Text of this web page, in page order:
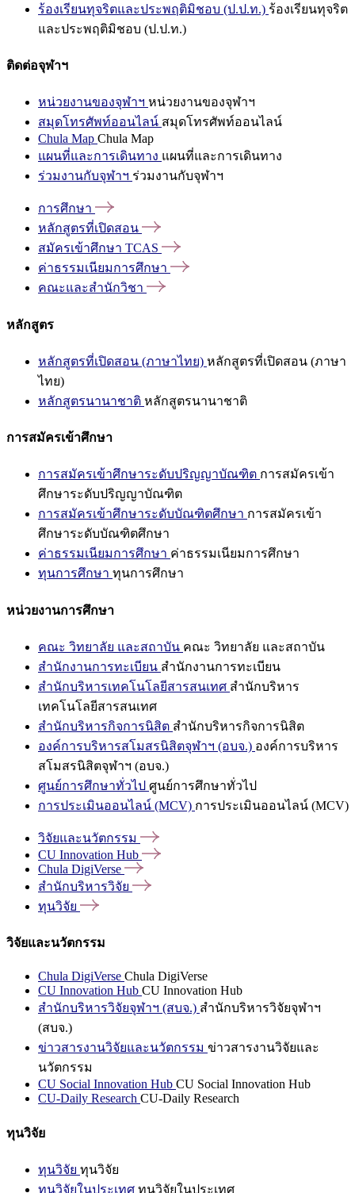
ร้องเรียนทุจริตและประพฤติมิชอบ (ป.ป.ท.) ร้องเรียนทุจริต
และประพฤติมิชอบ (ป.ป.ท.)
ติดต่อจุฬาฯ
หน่วยงานของจุฬาฯ หน่วยงานของจุฬาฯ
สมุดโทรศัพท์ออนไลน์ สมุดโทรศัพท์ออนไลน์
Chula Map Chula Map
แผนที่และการเดินทาง แผนที่และการเดินทาง
ร่วมงานกับจุฬาฯ ร่วมงานกับจุฬาฯ
การศึกษา
หลักสูตรที่เปิดสอน
สมัครเข้าศึกษา TCAS
ค่าธรรมเนียมการศึกษา
คณะและสำนักวิชา
หลักสูตร
หลักสูตรที่เปิดสอน (ภาษาไทย) หลักสูตรที่เปิดสอน (ภาษา
ไทย)
หลักสูตรนานาชาติ หลักสูตรนานาชาติ
การสมัครเข้าศึกษา
การสมัครเข้าศึกษาระดับปริญญาบัณฑิต การสมัครเข้า
ศึกษาระดับปริญญาบัณฑิต
การสมัครเข้าศึกษาระดับบัณฑิตศึกษา การสมัครเข้า
ศึกษาระดับบัณฑิตศึกษา
ค่าธรรมเนียมการศึกษา ค่าธรรมเนียมการศึกษา
ทุนการศึกษา ทุนการศึกษา
หน่วยงานการศึกษา
คณะ วิทยาลัย และสถาบัน คณะ วิทยาลัย และสถาบัน
สำนักงานการทะเบียน สำนักงานการทะเบียน
สำนักบริหารเทคโนโลยีสารสนเทศ สำนักบริหาร
เทคโนโลยีสารสนเทศ
สำนักบริหารกิจการนิสิต สำนักบริหารกิจการนิสิต
องค์การบริหารสโมสรนิสิตจุฬาฯ (อบจ.) องค์การบริหาร
สโมสรนิสิตจุฬาฯ (อบจ.)
ศูนย์การศึกษาทั่วไป ศูนย์การศึกษาทั่วไป
การประเมินออนไลน์ (MCV) การประเมินออนไลน์ (MCV)
วิจัยและนวัตกรรม
CU Innovation Hub
Chula DigiVerse
สำนักบริหารวิจัย
ทุนวิจัย
วิจัยและนวัตกรรม
Chula DigiVerse Chula DigiVerse
CU Innovation Hub CU Innovation Hub
สำนักบริหารวิจัยจุฬาฯ (สบจ.) สำนักบริหารวิจัยจุฬาฯ
(สบจ.)
ข่าวสารงานวิจัยและนวัตกรรม ข่าวสารงานวิจัยและ
นวัตกรรม
CU Social Innovation Hub CU Social Innovation Hub
CU-Daily Research CU-Daily Research
ทุนวิจัย
ทุนวิจัย ทุนวิจัย
ทุนวิจัยในประเทศ ทุนวิจัยในประเทศ